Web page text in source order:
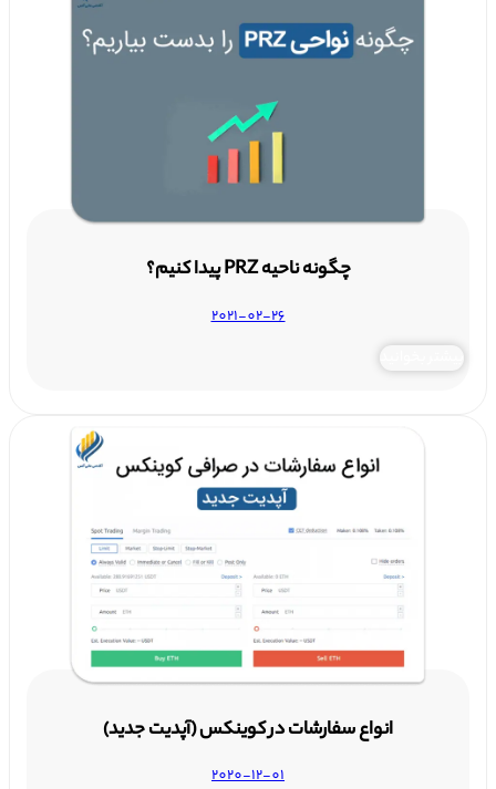
چگونه ناحیه PRZ پیدا کنیم؟
2021-02-26
بیشتر بخوانید
انواع سفارشات در کوینکس (آپدیت جدید)
2020-12-01